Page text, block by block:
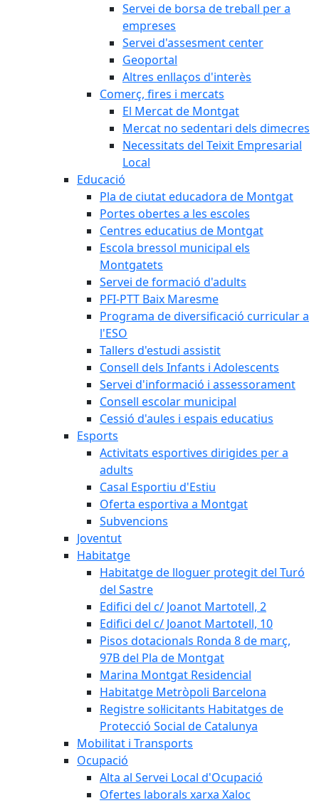
Servei de borsa de treball per a
empreses
Servei d'assesment center
Geoportal
Altres enllaços d'interès
Comerç, fires i mercats
El Mercat de Montgat
Mercat no sedentari dels dimecres
Necessitats del Teixit Empresarial
Local
Educació
Pla de ciutat educadora de Montgat
Portes obertes a les escoles
Centres educatius de Montgat
Escola bressol municipal els
Montgatets
Servei de formació d'adults
PFI-PTT Baix Maresme
Programa de diversificació curricular a
l'ESO
Tallers d'estudi assistit
Consell dels Infants i Adolescents
Servei d'informació i assessorament
Consell escolar municipal
Cessió d'aules i espais educatius
Esports
Activitats esportives dirigides per a
adults
Casal Esportiu d'Estiu
Oferta esportiva a Montgat
Subvencions
Joventut
Habitatge
Habitatge de lloguer protegit del Turó
del Sastre
Edifici del c/ Joanot Martotell, 2
Edifici del c/ Joanot Martotell, 10
Pisos dotacionals Ronda 8 de març,
97B del Pla de Montgat
Marina Montgat Residencial
Habitatge Metròpoli Barcelona
Registre sol·licitants Habitatges de
Protecció Social de Catalunya
Mobilitat i Transports
Ocupació
Alta al Servei Local d'Ocupació
Ofertes laborals xarxa Xaloc